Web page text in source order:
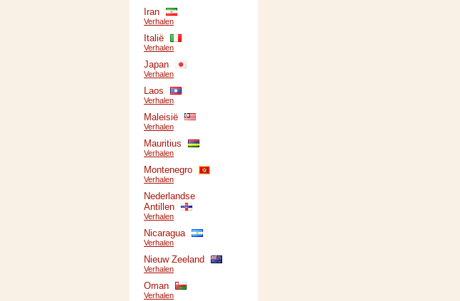
Iran
Verhalen
Italië
Verhalen
Japan
Verhalen
Laos
Verhalen
Maleisië
Verhalen
Mauritius
Verhalen
Montenegro
Verhalen
Nederlandse
Antillen
Verhalen
Nicaragua
Verhalen
Nieuw Zeeland
Verhalen
Oman
Verhalen